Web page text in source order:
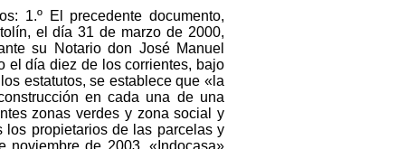
1.º El precedente documento,
el día 31 de marzo de 2000,
su Notario don José Manuel
el día diez de los corrientes, bajo
estatutos, se establece que «la
en cada una de una
zonas verdes y zona social y
los propietarios de las parcelas y
noviembre de 2003, «Indocasa»